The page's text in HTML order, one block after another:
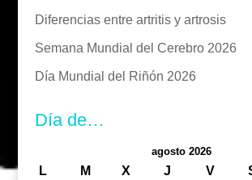
Diferencias entre artritis y artrosis
Semana Mundial del Cerebro 2026
Día Mundial del Riñón 2026
Día de…
agosto 2026
L M X J V